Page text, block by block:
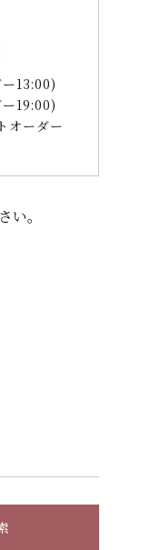
13:00)
19:00)
オーダー
い。